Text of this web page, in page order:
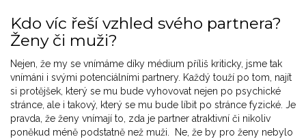
Kdo víc řeší vzhled svého partnera?
Ženy či muži?
Nejen, že my se vnímáme díky médium příliš kriticky, jsme tak
vnímáni i svými potenciálními partnery. Každý touží po tom, najít
si protějšek, který se mu bude vyhovovat nejen po psychické
stránce, ale i takový, který se mu bude líbit po stránce fyzické. Je
pravda, že ženy vnímají to, zda je partner atraktivní či nikoliv
poněkud méně podstatně než muži. Ne, že by pro ženy nebylo